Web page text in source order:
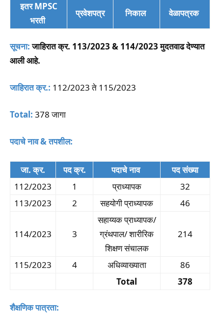
इतर MPSC
भरती
प्रवेशपत्र निकाल वेळापत्रक
सूचना: जाहिरात क्र. 113/2023 & 114/2023 मुदतवाढ देण्यात
आली आहे.
जाहिरात क्र.: 112/2023 ते 115/2023
Total: 378 जागा
पदाचे नाव & तपशील:
जा. क्र. पद क्र. पदाचे नाव
पद संख्या
112/2023
1 प्राध्यापक
32
113/2023
2 सहयोगी प्राध्यापक 46
114/2023 3
सहाय्यक प्राध्यापक/
ग्रंथपाल/ शारीरिक
शिक्षण संचालक
214
115/2023 4 अधिव्याख्याता
86
Total
378
शैक्षणिक पात्रता: